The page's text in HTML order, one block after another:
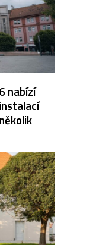
nabízí